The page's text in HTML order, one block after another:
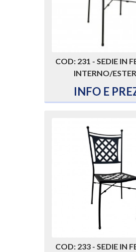
COD: 231 - SEDIE IN
INTERNO/
INFO E
COD: 233 - SEDIE IN